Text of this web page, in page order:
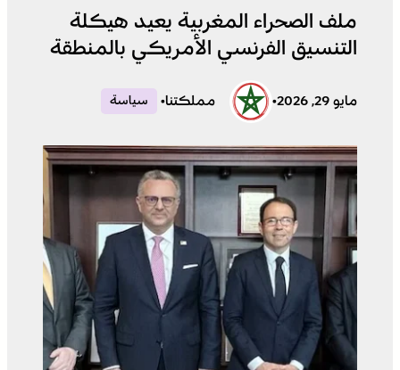
ملف الصحراء المغربية يعيد هيكلة
التنسيق الفرنسي الأمريكي بالمنطقة
مايو 29, 2026 • مملكتنا• سياسة